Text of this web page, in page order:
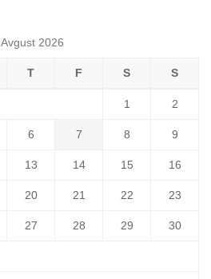
Avgust 2026
T F S S
1 2
6 7 8 9
13 14 15 16
20 21 22 23
27 28 29 30